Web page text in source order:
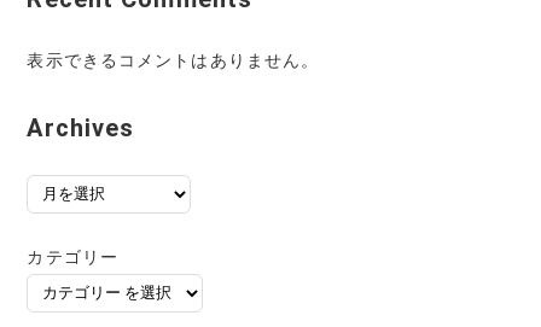
表示できるコメントはありません。
Archives
ー
カ
イ
ブ
カテゴリー